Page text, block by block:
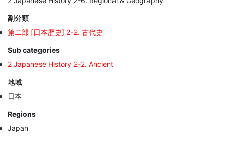
副分類
第二部 [日本歴史] 2-2. 古代史
Sub categories
2 Japanese History 2-2. Ancient
地域
日本
Regions
Japan